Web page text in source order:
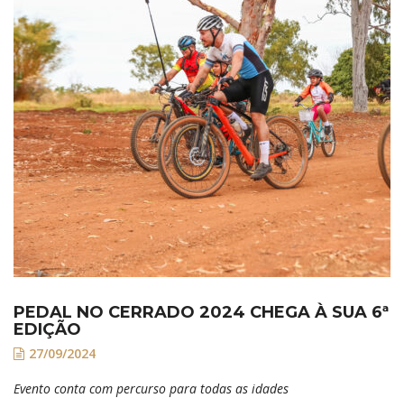
PEDAL NO CERRADO 2024 CHEGA À SUA 6ª
EDIÇÃO
27/09/2024
Evento conta com percurso para todas as idades